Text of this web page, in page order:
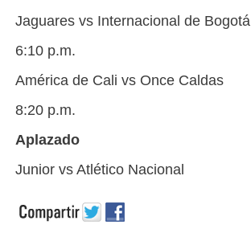
Jaguares vs Internacional de Bogotá
6:10 p.m.
América de Cali vs Once Caldas
8:20 p.m.
Aplazado
Junior vs Atlético Nacional